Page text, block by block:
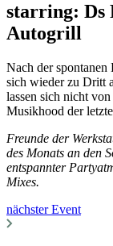
starring: Ds
Autogrill
Nach der
sich wieder zu Dritt
lassen sich nicht
Musikhood der
Freunde der
des Monats an den
entspannter
Mixes.
nächster Event